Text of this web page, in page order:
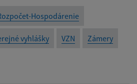
Hospodárenie
vyhlášky VZN Zámery